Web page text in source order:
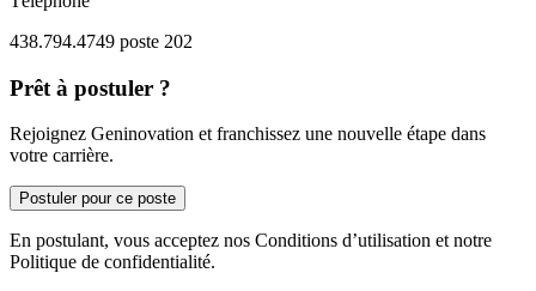
438.794.4749 poste 202
Prêt à postuler ?
Rejoignez Geninovation et franchissez une nouvelle étape dans
votre carrière.
Postuler pour ce poste
En postulant, vous acceptez nos Conditions d’utilisation et notre
Politique de confidentialité.